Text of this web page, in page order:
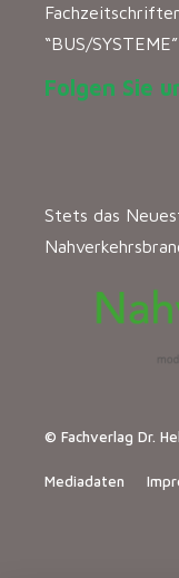
“BUS/
Folgen Sie
Stets das
© Fachverlag Dr.
Mediadaten